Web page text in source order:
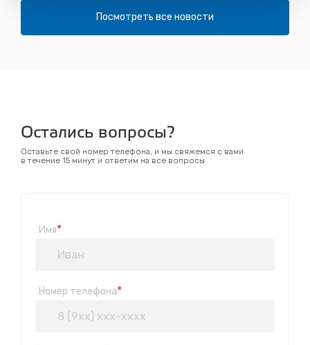
Посмотреть все новости
Остались вопросы?
Оставьте свой номер телефона, и мы свяжемся с вами
в течение 15 минут и ответим на все вопросы
Имя*
Номер телефона*